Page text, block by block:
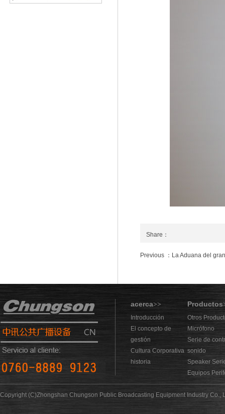
Share：
Previous ：La Aduana del gran
acerca>> Productos
Introducción
El concepto de
gestión
Cultura Corporativa
historia
Otros
Micrófono
Serie de
sonido
Speaker
Equipos
Copyright (C)Zhongshan Chungson Public Broadcasting Equipment Industry